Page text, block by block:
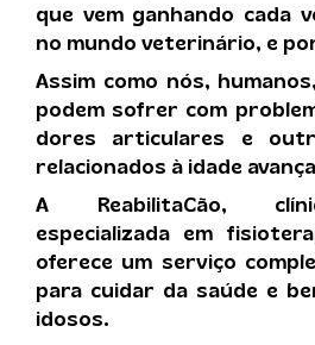
que vem ganhando cada
no mundo veterinário, e
Assim como nós,
podem sofrer com
dores articulares e
relacionados à idade
A ReabilitaCão,
especializada em
oferece um serviço
para cuidar da saúde e
idosos.